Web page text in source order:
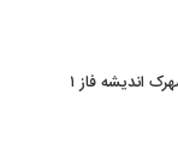
اندیشه فاز ۱